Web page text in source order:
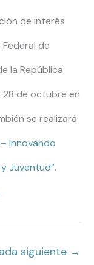
de interés
de
la República
28 de octubre en
se realizará
Innovando
Juventud”.
siguiente →